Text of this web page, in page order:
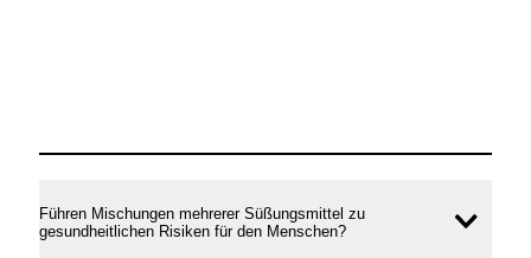
Führen Mischungen mehrerer Süßungsmittel zu
gesundheitlichen Risiken für den Menschen?